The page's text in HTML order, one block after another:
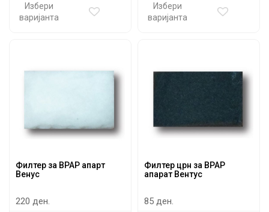
Избери
варијанта
Избери
варијанта
Филтер за BPAP апарт
Венус
220 ден.
Филтер црн за BPAP
апарат Вентус
85 ден.